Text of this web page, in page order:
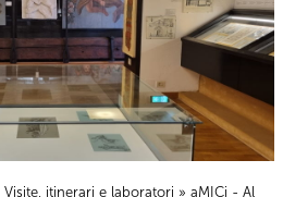
Visite, itinerari e laboratori » aMICi - Al